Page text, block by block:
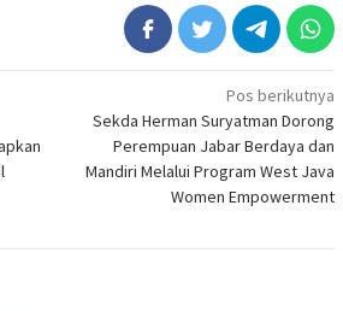
Pos berikutnya
Sekda Herman Suryatman Dorong
Perempuan Jabar Berdaya dan
Mandiri Melalui Program West Java
Women Empowerment